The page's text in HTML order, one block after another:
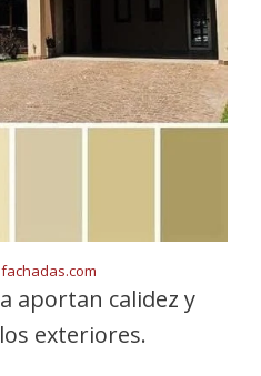
aportan calidez y
exteriores.